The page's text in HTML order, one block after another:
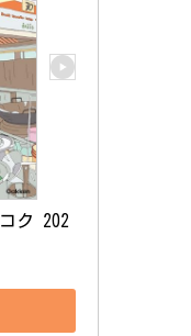
ク 202